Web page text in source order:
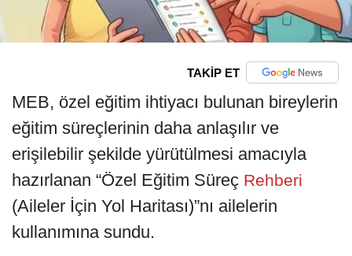
TAKİP ET
MEB, özel eğitim ihtiyacı bulunan bireylerin
eğitim süreçlerinin daha anlaşılır ve
erişilebilir şekilde yürütülmesi amacıyla
hazırlanan “Özel Eğitim Süreç Rehberi
(Aileler İçin Yol Haritası)”nı ailelerin
kullanımına sundu.